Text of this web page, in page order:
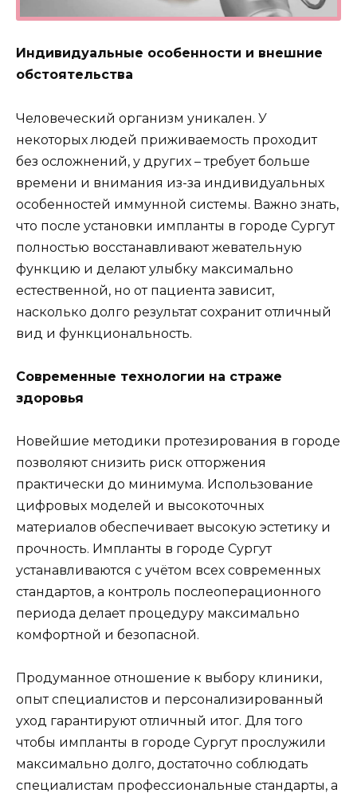
Индивидуальные особенности и внешние
обстоятельства
Человеческий организм уникален. У
некоторых людей приживаемость проходит
без осложнений, у других – требует больше
времени и внимания из-за индивидуальных
особенностей иммунной системы. Важно знать,
что после установки импланты в городе Сургут
полностью восстанавливают жевательную
функцию и делают улыбку максимально
естественной, но от пациента зависит,
насколько долго результат сохранит отличный
вид и функциональность.
Современные технологии на страже
здоровья
Новейшие методики протезирования в городе
позволяют снизить риск отторжения
практически до минимума. Использование
цифровых моделей и высокоточных
материалов обеспечивает высокую эстетику и
прочность. Импланты в городе Сургут
устанавливаются с учётом всех современных
стандартов, а контроль послеоперационного
периода делает процедуру максимально
комфортной и безопасной.
Продуманное отношение к выбору клиники,
опыт специалистов и персонализированный
уход гарантируют отличный итог. Для того
чтобы импланты в городе Сургут прослужили
максимально долго, достаточно соблюдать
специалистам профессиональные стандарты, а